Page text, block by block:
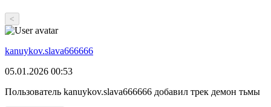
<
kanuykov.slava666666
05.01.2026 00:53
Пользователь kanuykov.slava666666 добавил трек демон тьмы